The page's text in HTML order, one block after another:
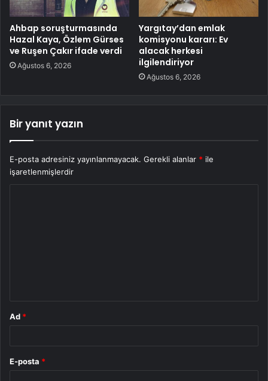
Ahbap soruşturmasında
Hazal Kaya, Özlem Gürses
ve Ruşen Çakır ifade verdi
Ağustos 6, 2026
Yargıtay’dan emlak
komisyonu kararı: Ev
alacak herkesi
ilgilendiriyor
Ağustos 6, 2026
Bir yanıt yazın
E-posta adresiniz yayınlanmayacak. Gerekli alanlar * ile
işaretlenmişlerdir
Ad *
E-posta *